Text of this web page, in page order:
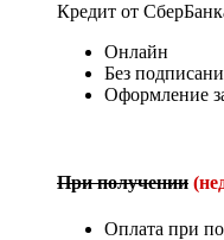
Кредит от
Онлайн
Без
Оформление
При получении
Оплата при